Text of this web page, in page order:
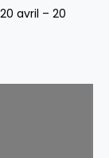
avril – 20